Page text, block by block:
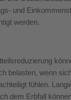
und
werden.
belasten, wenn
fühlen.
dem Erbfall